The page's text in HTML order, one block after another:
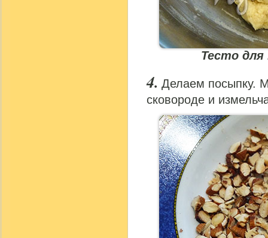
Тесто для
Делаем посыпку.
сковороде и